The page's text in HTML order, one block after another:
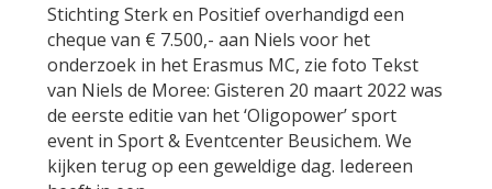
Stichting Sterk en Positief overhandigd een
cheque van € 7.500,- aan Niels voor het
onderzoek in het Erasmus MC, zie foto Tekst
van Niels de Moree: Gisteren 20 maart 2022 was
de eerste editie van het ‘Oligopower’ sport
event in Sport & Eventcenter Beusichem. We
kijken terug op een geweldige dag. Iedereen